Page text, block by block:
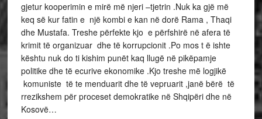
gjetur kooperimin e mirë më njeri –tjetrin .Nuk ka gjë më
keq së kur fatin e një kombi e kan në dorë Rama , Thaqi
dhe Mustafa. Treshe përfekte kjo e përfshirë në afera të
krimit të organizuar dhe të korrupcionit .Po mos t ë ishte
kështu nuk do ti kishim punët kaq llugë në pikëpamje
politike dhe të ecurive ekonomike .Kjo treshe më logjikë
komuniste të te menduarit dhe të vepruarit ,janë bërë të
rrezikshem për proceset demokratike në Shqipëri dhe në
Kosovë…